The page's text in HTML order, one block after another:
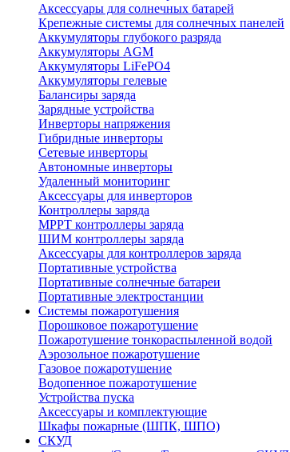
Аксессуары для солнечных батарей
Крепежные системы для солнечных панелей
Аккумуляторы глубокого разряда
Аккумуляторы AGM
Аккумуляторы LiFePO4
Аккумуляторы гелевые
Балансиры заряда
Зарядные устройства
Инверторы напряжения
Гибридные инверторы
Сетевые инверторы
Автономные инверторы
Удаленный мониторинг
Аксессуары для инверторов
Контроллеры заряда
MPPT контроллеры заряда
ШИМ контроллеры заряда
Аксессуары для контроллеров заряда
Портативные устройства
Портативные солнечные батареи
Портативные электростанции
Системы пожаротушения
Порошковое пожаротушение
Пожаротушение тонкораспыленной водой
Аэрозольное пожаротушение
Газовое пожаротушение
Водопенное пожаротушение
Устройства пуска
Аксессуары и комплектующие
Шкафы пожарные (ШПК, ШПО)
СКУД